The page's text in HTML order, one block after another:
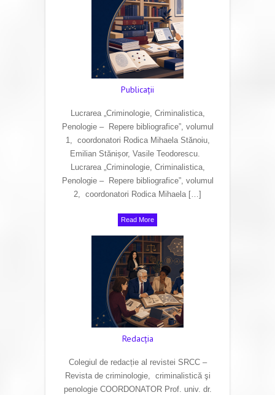
Publicaţii
Lucrarea „Criminologie, Criminalistica,
Penologie – Repere bibliografice”, volumul
1, coordonatori Rodica Mihaela Stănoiu,
Emilian Stănișor, Vasile Teodorescu.
Lucrarea „Criminologie, Criminalistica,
Penologie – Repere bibliografice”, volumul
2, coordonatori Rodica Mihaela […]
Read More
Redacţia
Colegiul de redacție al revistei SRCC –
Revista de criminologie, criminalistică şi
penologie COORDONATOR Prof. univ. dr.